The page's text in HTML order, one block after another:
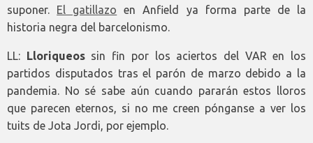
suponer. El gatillazo en Anfield ya forma parte de la
historia negra del barcelonismo.
LL: Lloriqueossin fin por los aciertos del VAR en los
partidos disputados tras el parón de marzo debido a la
pandemia. No sé sabe aún cuando pararán estos lloros
que parecen eternos, si no me creen pónganse a ver los
tuits de Jota Jordi, por ejemplo.